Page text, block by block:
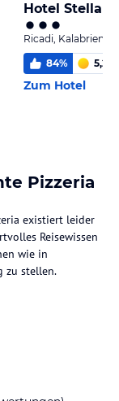
Hotel Stella
Ricadi, Kalabrien
84% 5,2
Zum Hotel
Pizzeria
existiert leider
Reisewissen
wie in
zu stellen.